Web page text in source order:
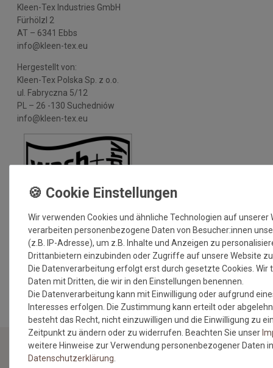
Kleen-Tex Industries GmbH
Fürhölzl 2
AT – 6341 Ebbs
info@kleen-tex.eu
Hergestellt von:
Kleen-Tex Polska Sp. z o.o.
ul. Fabryczna 5/12
PL – 26 -130 Suchedniów
info@kleen-tex.eu
MEHR INFORMATIONEN ZUM EU VERANTWORTLICHEN »
Wir verwenden Cookies und ähnliche Technologien auf unserer
verarbeiten personenbezogene Daten von Besucher:innen
(z.B. IP-Adresse), um z.B. Inhalte und Anzeigen zu
Drittanbietern einzubinden oder Zugriffe auf unsere Website
Die Datenverarbeitung erfolgt erst durch gesetzte Cookies. Wir
Daten mit Dritten, die wir in den Einstellungen benennen.
Die Datenverarbeitung kann mit Einwilligung oder aufgrund
Interesses erfolgen. Die Zustimmung kann erteilt oder
besteht das Recht, nicht einzuwilligen und die Einwilligung zu
Zeitpunkt zu ändern oder zu widerrufen. Beachten Sie unser
weitere Hinweise zur Verwendung personenbezogener Daten
Daten­schutz­erklärung